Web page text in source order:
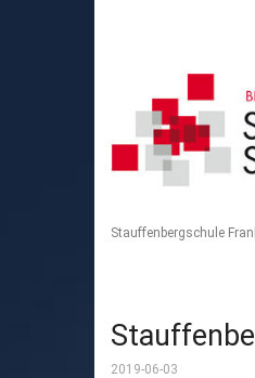
Stauffenbergschule
2019-06-03